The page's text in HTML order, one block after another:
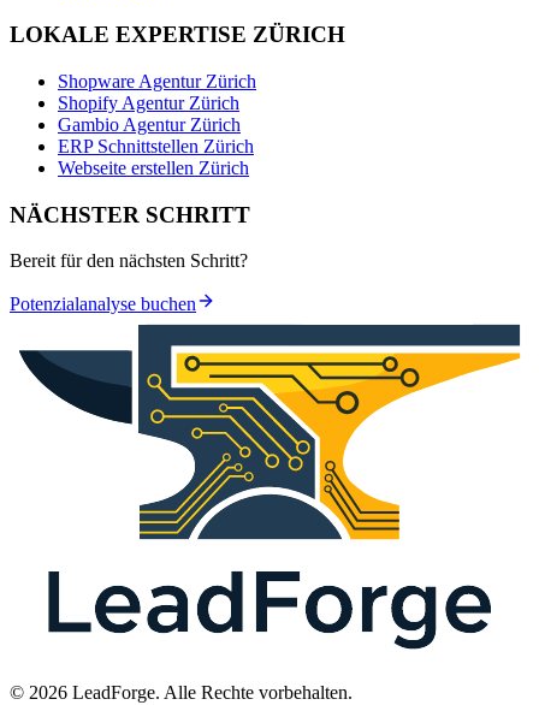
LOKALE EXPERTISE ZÜRICH
Shopware Agentur Zürich
Shopify Agentur Zürich
Gambio Agentur Zürich
ERP Schnittstellen Zürich
Webseite erstellen Zürich
NÄCHSTER SCHRITT
Bereit für den nächsten Schritt?
Potenzialanalyse buchen
© 2026 LeadForge. Alle Rechte vorbehalten.